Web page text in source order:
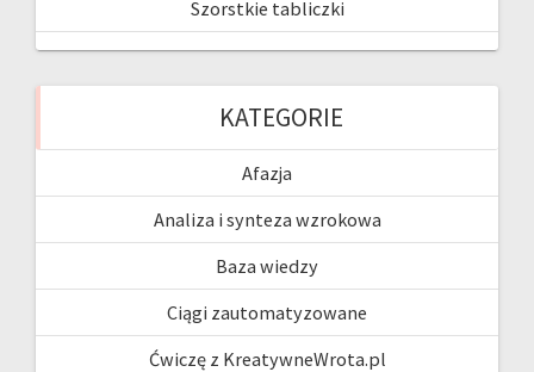
Szorstkie tabliczki
KATEGORIE
Afazja
Analiza i synteza wzrokowa
Baza wiedzy
Ciągi zautomatyzowane
Ćwiczę z KreatywneWrota.pl